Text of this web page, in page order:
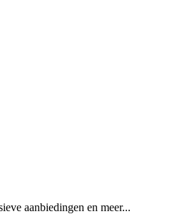
aanbiedingen en meer...